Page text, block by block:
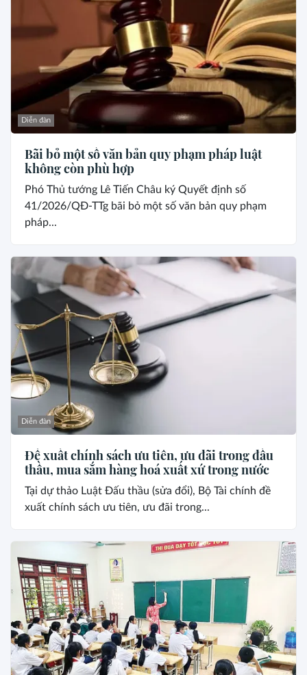
Diễn đàn
Bãi bỏ một số văn bản quy phạm pháp luật
không còn phù hợp
Phó Thủ tướng Lê Tiến Châu ký Quyết định số
41/2026/QĐ-TTg bãi bỏ một số văn bản quy phạm
pháp...
Diễn đàn
Đề xuất chính sách ưu tiên, ưu đãi trong đấu
thầu, mua sắm hàng hoá xuất xứ trong nước
Tại dự thảo Luật Đấu thầu (sửa đổi), Bộ Tài chính đề
xuất chính sách ưu tiên, ưu đãi trong...